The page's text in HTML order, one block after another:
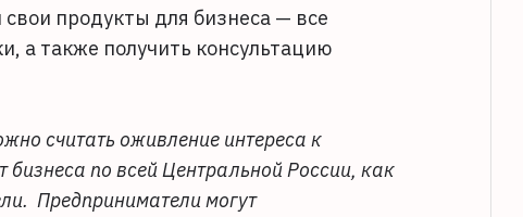
продукты для бизнеса — все
а также получить консультацию
считать оживление интереса к
по всей Центральной России, как
Предприниматели могут